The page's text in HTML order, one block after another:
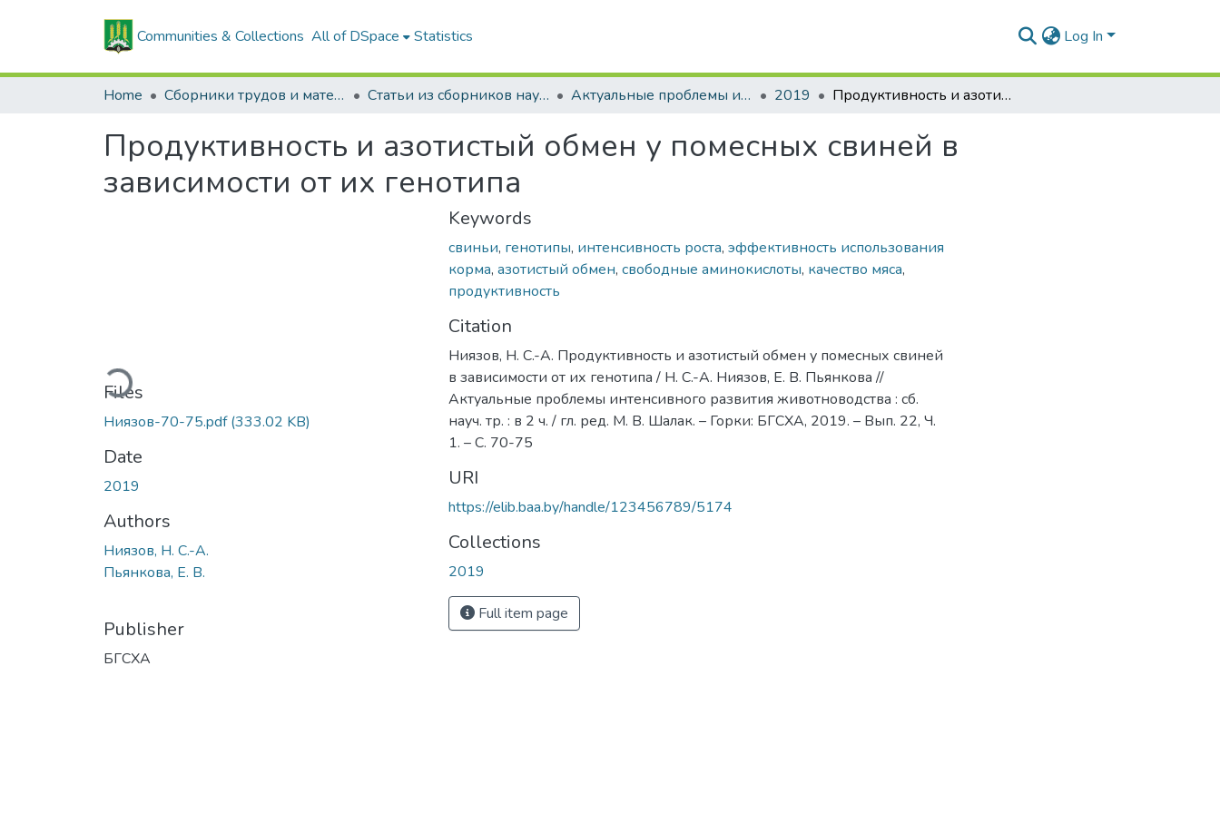
Communities & Collections All of DSpace Statistics Log In
Home Сборники трудов и материалов конференций Статьи из сборников научных трудов Актуальные проблемы интенсивного развития животноводства: сб. науч. тр. 2019 Продуктивность и азотистый обмен у помесных свиней в зависимости от их генотипа
Продуктивность и азотистый обмен у помесных свиней в
зависимости от их генотипа
Loading...
Files
Ниязов-70-75.pdf(333.02 KB)
Date
2019
Authors
Ниязов, Н. С.-А.
Пьянкова, Е. В.
Publisher
БГСХА
Keywords
свиньи, генотипы, интенсивность роста, эффективность использования
корма, азотистый обмен, свободные аминокислоты, качество мяса,
продуктивность
Citation
Ниязов, Н. С.-А. Продуктивность и азотистый обмен у помесных свиней
в зависимости от их генотипа / Н. С.-А. Ниязов, Е. В. Пьянкова //
Актуальные проблемы интенсивного развития животноводства : сб.
науч. тр. : в 2 ч. / гл. ред. М. В. Шалак. – Горки: БГСХА, 2019. – Вып. 22, Ч.
1. – С. 70-75
URI
https://elib.baa.by/handle/123456789/5174
Collections
2019
Full item page